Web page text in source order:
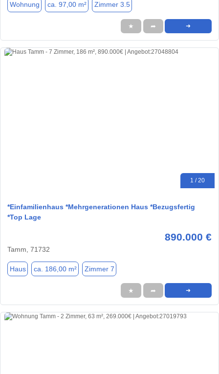
Wohnung ca. 97,00 m² Zimmer 3.5
★ ➦ ➜
1 / 20
*Einfamilienhaus *Mehrgenerationen Haus *Bezugsfertig
*Top Lage
890.000 €
Tamm, 71732
Haus ca. 186,00 m² Zimmer 7
★ ➦ ➜